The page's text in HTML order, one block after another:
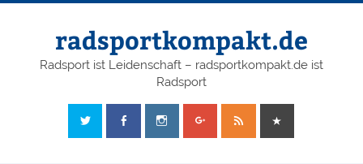
radsportkompakt.de
Radsport ist Leidenschaft – radsportkompakt.de ist
Radsport